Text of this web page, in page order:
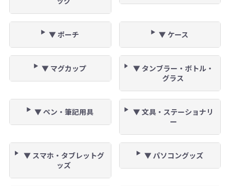
▼ ポーチ ▼ ケース
▼ マグカップ
▼ タンブラー・ボトル・
グラス
▼ ペン・筆記用具
▼ 文具・ステーショナリ
ー
▼ スマホ・タブレットグ
ッズ
▼ パソコングッズ